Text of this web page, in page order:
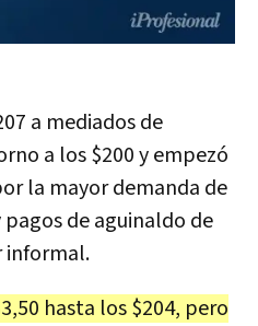
a mediados de
a los $200 y empezó
la mayor demanda de
de aguinaldo de
informal.
hasta los $204, pero